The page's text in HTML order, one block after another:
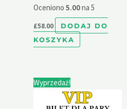
Oceniono 5.00na 5
£58.00
DODAJ DO
KOSZYKA
Wyprzedaż!Pierwotna
cena
wynosiła:
£560.00.
wynosi:
£440.00.